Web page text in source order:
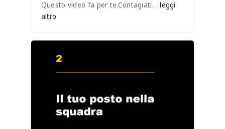
Questo video fa per te.Contagiati…leggi
altro